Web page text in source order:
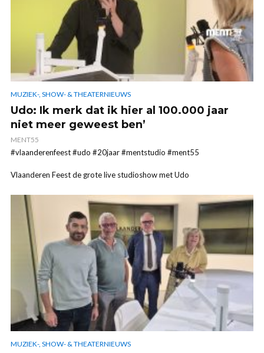
MUZIEK-, SHOW- & THEATERNIEUWS
Udo: Ik merk dat ik hier al 100.000 jaar
niet meer geweest ben’
MENT55
#vlaanderenfeest #udo #20jaar #mentstudio #ment55
Vlaanderen Feest de grote live studioshow met Udo
MUZIEK-, SHOW- & THEATERNIEUWS